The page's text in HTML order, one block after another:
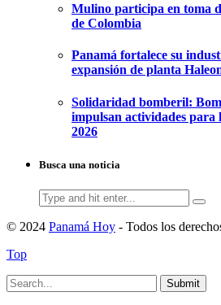
Mulino participa en toma
de Colombia
Panamá fortalece su
expansión de planta
Solidaridad bomberil:
impulsan actividades
2026
Busca una noticia
Search
for:
© 2024 Panamá Hoy - Todos los
Top
Submit